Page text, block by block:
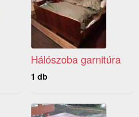
Hálószoba garnitúra
1 db